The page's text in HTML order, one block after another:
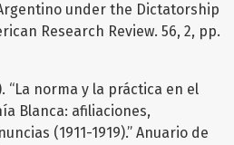
under the Dictatorship
Research Review. 56, 2, pp.
“La norma y la práctica en el
Blanca: afiliaciones,
(1911-1919).” Anuario de